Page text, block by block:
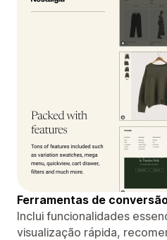
Ferramentas de
Inclui funcionalidades
visualização rápida,